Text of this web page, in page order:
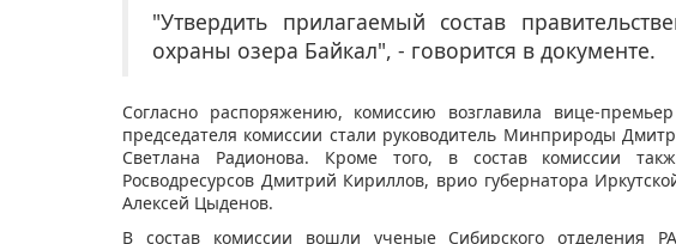
"Утвердить прилагаемый состав
охраны озера Байкал", - говорится в документе.
Согласно распоряжению, комиссию возглавила вице-
председателя комиссии стали руководитель Минприроды
Светлана Радионова. Кроме того, в состав комиссии
Росводресурсов Дмитрий Кириллов, врио губернатора
Алексей Цыденов.
В состав комиссии вошли ученые Сибирского отделения